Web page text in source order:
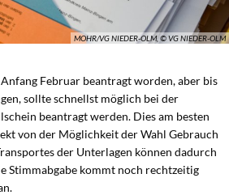
MOHR/VG NIEDER-OLM, © VG NIEDER-OLM
Februar beantragt worden, aber bis
sollte schnellst möglich bei der
beantragt werden. Dies am besten
von der Möglichkeit der Wahl Gebrauch
der Unterlagen können dadurch
Stimmabgabe kommt noch rechtzeitig